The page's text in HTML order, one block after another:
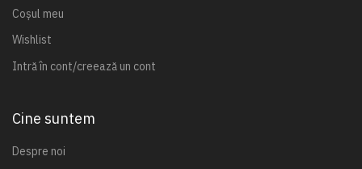
Coșul meu
Wishlist
Intră în cont/creează un cont
Cine suntem
Despre noi